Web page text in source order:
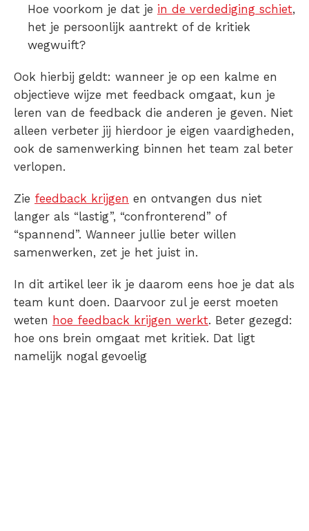
Hoe voorkom je dat je in de verdediging schiet,
het je persoonlijk aantrekt of de kritiek
wegwuift?
Ook hierbij geldt: wanneer je op een kalme en
objectieve wijze met feedback omgaat, kun je
leren van de feedback die anderen je geven. Niet
alleen verbeter jij hierdoor je eigen vaardigheden,
ook de samenwerking binnen het team zal beter
verlopen.
Zie feedback krijgen en ontvangen dus niet
langer als “lastig”, “confronterend” of
“spannend”. Wanneer jullie beter willen
samenwerken, zet je het juist in.
In dit artikel leer ik je daarom eens hoe je dat als
team kunt doen. Daarvoor zul je eerst moeten
weten hoe feedback krijgen werkt. Beter gezegd:
hoe ons brein omgaat met kritiek. Dat ligt
namelijk nogal gevoelig